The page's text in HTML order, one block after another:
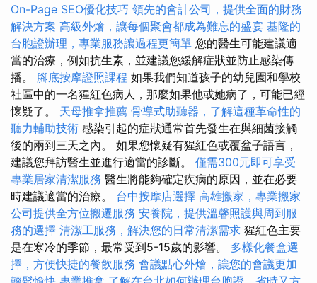
On-Page SEO優化技巧 領先的會計公司，提供全面的財務
解決方案 高級外燴，讓每個聚會都成為難忘的盛宴 基隆的
台胞證辦理，專業服務讓過程更簡單 您的醫生可能建議適
當的治療，例如抗生素，並建議您緩解症狀並防止感染傳
播。 腳底按摩證照課程 如果我們知道孩子的幼兒園和學校
社區中的一名猩紅色病人，那麼如果他或她病了，可能已經
懷疑了。 天母推拿推薦 骨導式助聽器，了解這種革命性的
聽力輔助技術 感染引起的症狀通常首先發生在與細菌接觸
後的兩到三天之內。 如果您懷疑有猩紅色或覆盆子語言，
建議您拜訪醫生並進行適當的診斷。 僅需300元即可享受
專業居家清潔服務 醫生將能夠確定疾病的原因，並在必要
時建議適當的治療。 台中按摩店選擇 高雄搬家，專業搬家
公司提供全方位搬遷服務 安養院，提供溫馨照護與周到服
務的選擇 清潔工服務，解決您的日常清潔需求 猩紅色主要
是在寒冷的季節，最常受到5-15歲的影響。 多樣化餐盒選
擇，方便快捷的餐飲服務 會議點心外燴，讓您的會議更加